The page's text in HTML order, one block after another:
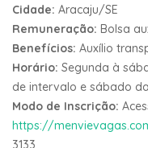
Cidade: Aracaju/SE
Remuneração: Bolsa
Benefícios: Auxílio
Horário: Segunda à
de intervalo e sábado
Modo de Inscrição:
https://